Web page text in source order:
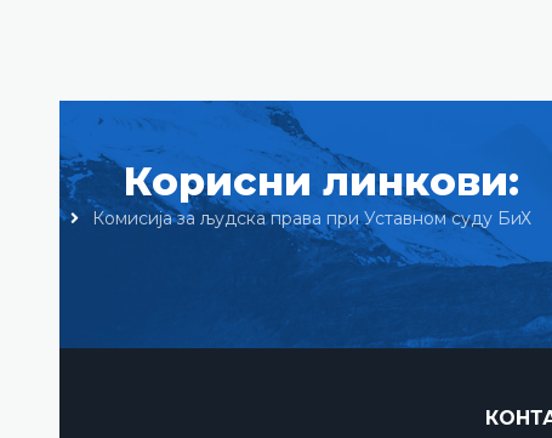
Корисни линкови:
Комисија за људска права при Уставном суду БиХ